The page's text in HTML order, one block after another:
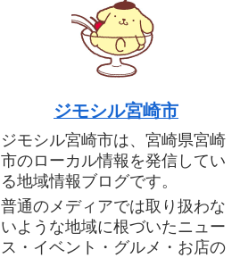
ジモシル宮崎市
ジモシル宮崎市は、宮崎県宮崎
市のローカル情報を発信してい
る地域情報ブログです。
普通のメディアでは取り扱わな
いような地域に根づいたニュー
ス・イベント・グルメ・お店の